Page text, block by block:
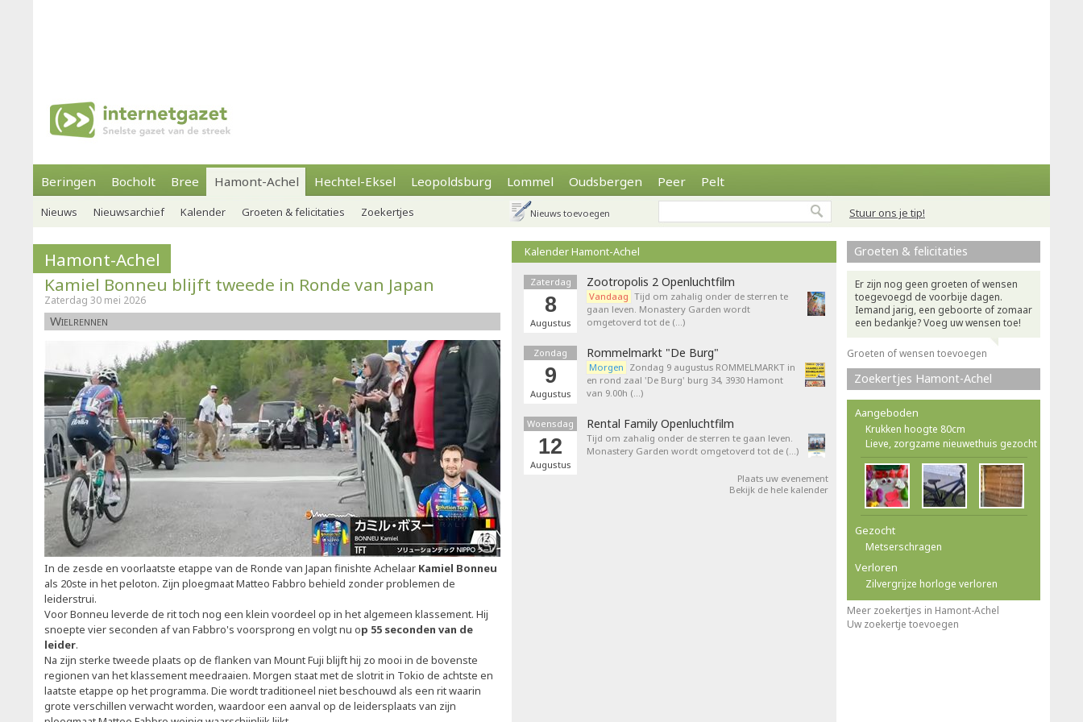
Beringen Bocholt Bree Hamont-Achel Hechtel-Eksel Leopoldsburg Lommel Oudsbergen Peer Pelt
Stuur ons je tip!
Nieuws Nieuwsarchief Kalender Groeten & felicitaties Zoekertjes Nieuws toevoegen
Hamont-Achel
Kamiel Bonneu blijft tweede in Ronde van Japan
Zaterdag 30 mei 2026
Wielrennen
In de zesde en voorlaatste etappe van de Ronde van Japan finishte Achelaar Kamiel Bonneu
als 20ste in het peloton. Zijn ploegmaat Matteo Fabbro behield zonder problemen de
leiderstrui.
Voor Bonneu leverde de rit toch nog een klein voordeel op in het algemeen klassement. Hij
snoepte vier seconden af van Fabbro's voorsprong en volgt nu op 55 seconden van de
leider.
Na zijn sterke tweede plaats op de flanken van Mount Fuji blijft hij zo mooi in de bovenste
regionen van het klassement meedraaien. Morgen staat met de slotrit in Tokio de achtste en
laatste etappe op het programma. Die wordt traditioneel niet beschouwd als een rit waarin
grote verschillen verwacht worden, waardoor een aanval op de leidersplaats van zijn
Kalender Hamont-Achel
Zaterdag
8
Augustus
Zootropolis 2 Openluchtfilm
Vandaag Tijd om zahalig onder de sterren te
gaan leven. Monastery Garden wordt
omgetoverd tot de (…)
Zondag
9
Augustus
Rommelmarkt "De Burg"
Morgen Zondag 9 augustus ROMMELMARKT in
en rond zaal 'De Burg' burg 34, 3930 Hamont
van 9.00h (…)
Woensdag
12
Augustus
Rental Family Openluchtfilm
Tijd om zahalig onder de sterren te gaan leven.
Monastery Garden wordt omgetoverd tot de (…)
Plaats uw evenement
Bekijk de hele kalender
Groeten & felicitaties
Er zijn nog geen groeten of wensen
toegevoegd de voorbije dagen.
Iemand jarig, een geboorte of zomaar
een bedankje? Voeg uw wensen toe!
Groeten of wensen toevoegen
Zoekertjes Hamont-Achel
Aangeboden
Krukken hoogte 80cm
Lieve, zorgzame nieuwethuis gezocht
Gezocht
Metserschragen
Verloren
Zilvergrijze horloge verloren
Meer zoekertjes in Hamont-Achel
Uw zoekertje toevoegen